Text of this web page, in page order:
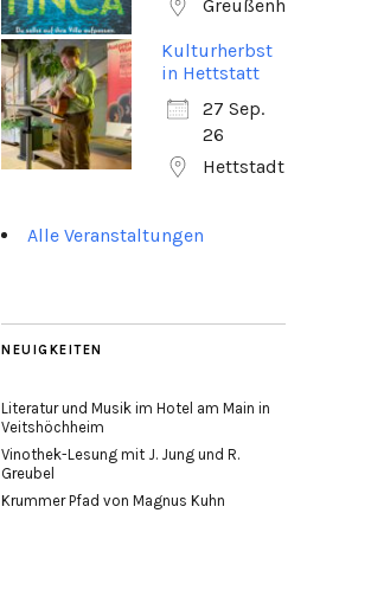
Greußenheim
Kulturherbst
in Hettstatt
27 Sep.
26
Hettstadt
Alle Veranstaltungen
NEUIGKEITEN
Literatur und Musik im Hotel am Main in
Veitshöchheim
Vinothek-Lesung mit J. Jung und R.
Greubel
Krummer Pfad von Magnus Kuhn